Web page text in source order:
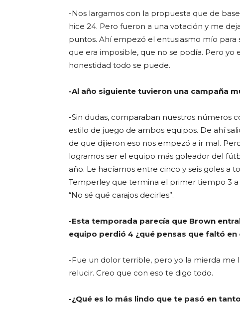
-Nos largamos con la propuesta que de
hice 24. Pero fueron a una votación y me
puntos. Ahí empezó el entusiasmo mío
que era imposible, que no se podía. Pero
honestidad todo se puede.
-Al año siguiente tuvieron una campaña
-Sin dudas, comparaban nuestros números
estilo de juego de ambos equipos. De ahí
de que dijieron eso nos empezó a ir mal.
logramos ser el equipo más goleador del
año. Le hacíamos entre cinco y seis goles a
Temperley que termina el primer tiempo 3
“No sé qué carajos decirles”.
-Esta temporada parecía que Brown
equipo perdió 4 ¿qué pensas que faltó
-Fue un dolor terrible, pero yo la mierda me
relucir. Creo que con eso te digo todo.
-¿Qué es lo más lindo que te pasó en